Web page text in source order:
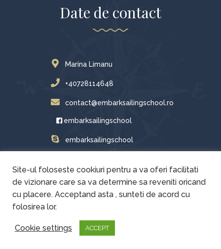
Date de contact
Marina Limanu
+40728114648
contact@embarksailingschool.ro
embarksailingschool
embarksailingschool
Copyright © 2021 - 2024 Embark Sailing School. Toate drepturile
rezervate
Site-ul foloseste cookiuri pentru a va oferi facilitati
de vizionare care sa va determine sa reveniti oricand
cu placere. Acceptand asta , sunteti de acord cu
folosirea lor.
Cookie settings ACCEPT